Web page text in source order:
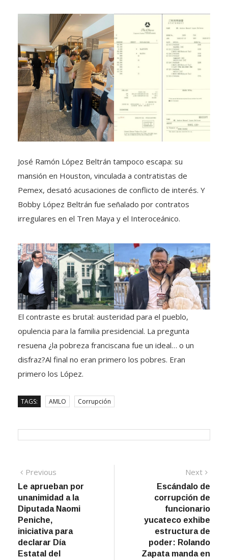
José Ramón López Beltrán tampoco escapa: su
mansión en Houston, vinculada a contratistas de
Pemex, desató acusaciones de conflicto de interés. Y
Bobby López Beltrán fue señalado por contratos
irregulares en el Tren Maya y el Interoceánico.
El contraste es brutal: austeridad para el pueblo,
opulencia para la familia presidencial. La pregunta
resuena ¿la pobreza franciscana fue un ideal… o un
disfraz?Al final no eran primero los pobres. Eran
primero los López.
TAGS: AMLO Corrupción
Navegación
de
entradas
Previous
post:
Le aprueban por
unanimidad a la
Diputada Naomi
Peniche,
iniciativa para
declarar Día
Estatal del
Next
Escándalo de
corrupción de
funcionario
yucateco exhibe
estructura de
poder: Rolando
Zapata manda en